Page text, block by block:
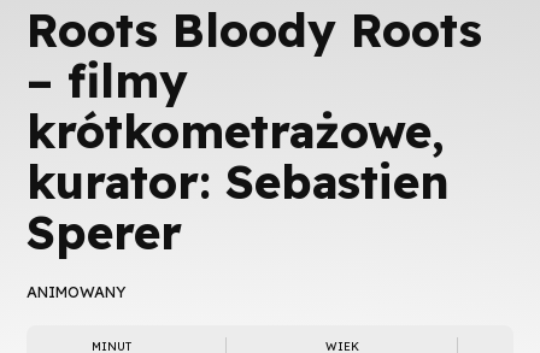
Roots Bloody Roots
– filmy
krótkometrażowe,
kurator: Sebastien
Sperer
ANIMOWANY
MINUT WIEK